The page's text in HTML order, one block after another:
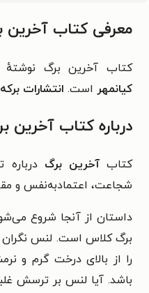
معرفی کتاب آخرین
کتاب آخرین برگ نوشتهٔ
کیانمهر است. انتشارات برکه
درباره کتاب آخرین
کتابآخرین برگ درباره‌
شجاعت، اعتمادبه‌نفس و
داستان از آنجا شروع
برگ کلاس است. لنس
را از بالای درخت گرم و
باشد. آیا لنس بر ترسش